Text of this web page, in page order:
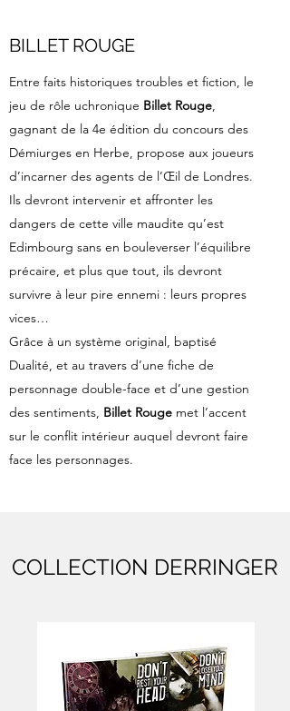
BILLET ROUGE
Entre faits historiques troubles et fiction, le
jeu de rôle uchronique Billet Rouge
gagnant de la 4e édition du concours des
Démiurges en Herbe, propose aux joueurs
d’incarner des agents de l’Œil de Londres.
Ils devront intervenir et affronter les
dangers de cette ville maudite qu’est
Edimbourg sans en bouleverser l’équilibre
précaire, et plus que tout, ils devront
survivre à leur pire ennemi : leurs propres
vices…
Grâce à un système original, baptisé
Dualité, et au travers d’une fiche de
personnage double-face et d’une gestion
des sentiments, Billet Rouge met l’accent
sur le conflit intérieur auquel devront faire
face les personnages.
COLLECTION DERRINGER